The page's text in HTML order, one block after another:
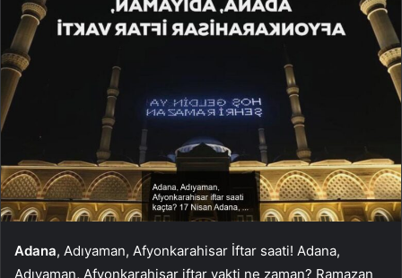
Adana, Adıyaman, Afyonkarahisar İftar saati! Adana,
Adıyaman, Afyonkarahisar iftar vakti ne zaman? Ramazan